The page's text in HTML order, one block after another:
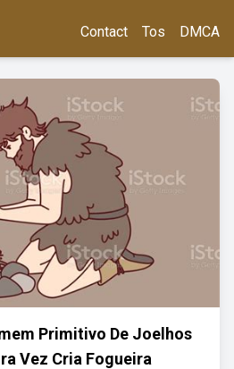
Contact Tos DMCA
Primitivo De Joelhos
Vez Cria Fogueira